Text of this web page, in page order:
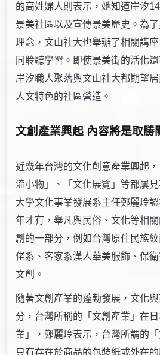
的高姓婦人則表示，她知道岸汐
景美社區以及宣傳景美歷史。為
理念，文山社大也舉辦了相關講
同聆聽學習。即使景美街的活化
岸汐職人聚落與文山社大都期望
人文特色的社區營造。
文創產業興起 內容將是取勝
近幾年台灣的文化創意產業興起
流小物」、「文化展覽」等都屢
大學文化事業發展系主任鄭麗玲
年才有，舉凡與民俗、文化等相
創的一部分，例如台灣原住民族
佬系、客家系漢人華美服飾、保
文創。
隨著文創產業的蓬勃發展，文化
分，台灣所稱的「文創產業」在
業」，鄭麗玲表示，台灣所謂的
只有存在於商品的包裝紙或外在